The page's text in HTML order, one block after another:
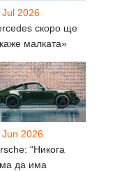
Jul 2026
скоро ще
малката»
Jun 2026
“Никога
да има